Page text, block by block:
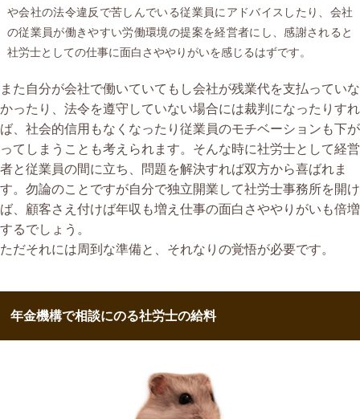
や会社の法令違反で苦しんでいる従業員にアドバイスしたり、会社
の従業員が働きやすい労働環境の提案を経営者にし、感謝されると
社労士としての仕事に面白さややりがいを感じるはずです。
また自分が会社で働いていてもし会社が残業代を支払っていな
かったり、法令を遵守していない場合には裁判になったりすれ
ば、社会的信用もなくなったり従業員のモチベーションも下が
ってしまうことも考えられます。そんな時に社労士として経営
者と従業員の間に立ち、問題を解決すれば双方から喜ばれま
す。勿論のことですが自分で独立開業して社労士事務所を開け
ば、顧客さえ付けば年収も増え仕事の面白さややりがいも倍増
するでしょう。
ただそれには周到な準備と、それなりの覚悟が必要です。
年金機構で相談にのる社労士の給料